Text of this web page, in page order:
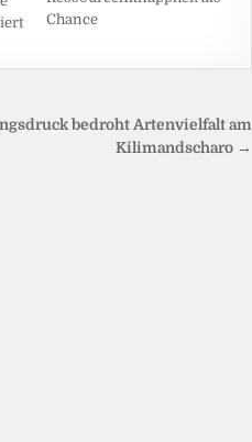
Chance
bedroht Artenvielfalt am
Kilimandscharo →